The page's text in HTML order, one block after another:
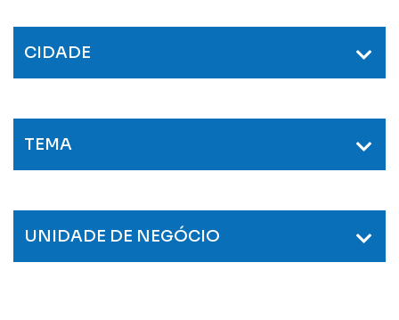
CIDADE
TEMA
UNIDADE DE NEGÓCIO